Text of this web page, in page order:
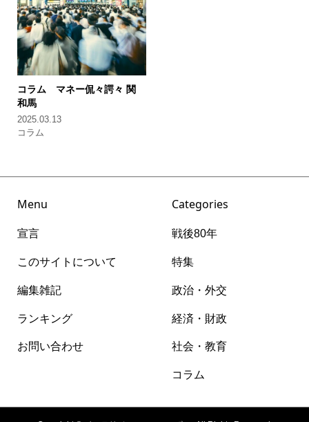
コラム マネー侃々諤々 関
和馬
2025.03.13
コラム
Menu
宣言
このサイトについて
編集雑記
ランキング
お問い合わせ
Categories
戦後80年
特集
政治・外交
経済・財政
社会・教育
コラム